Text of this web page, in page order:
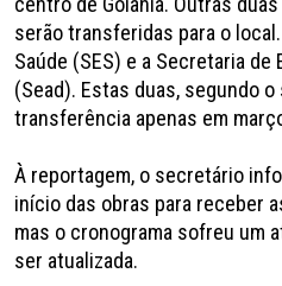
serão transferidas para o
Saúde (SES) e a Secretaria
(Sead). Estas duas, segundo
transferência apenas em
À reportagem, o secretário
início das obras para receber
mas o cronograma sofreu um
ser atualizada.